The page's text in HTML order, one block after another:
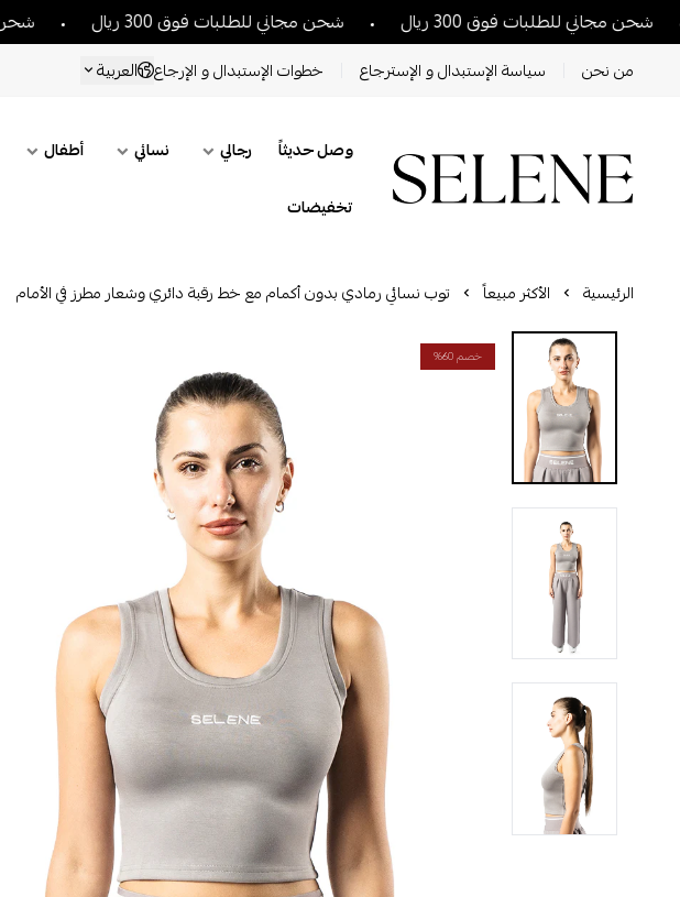
للطلبات فوق 300 ريال شحن مجاني للطلبات فوق 300 ريال شحن مجاني
من نحن سياسة الإستبدال و الإسترجاع خطوات الإستبدال و الإرجاع العربية
وصل حديثاً رجالي نسائي أطفال
تخفيضات
الرئيسية الأكثر مبيعاً توب نسائي رمادي بدون أكمام مع خط رقبة دائري وشعار مطرز في الأمام
خصم 60%